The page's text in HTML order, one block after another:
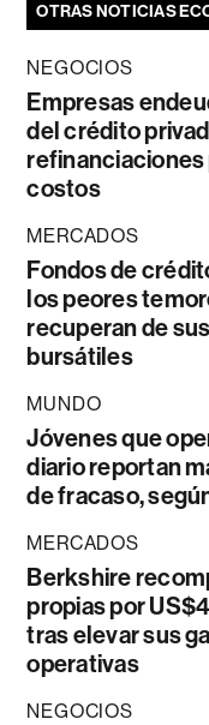
OTRAS NOTICIAS
NEGOCIOS
Empresas
del crédito
refinanciaciones
costos
MERCADOS
Fondos de
los peores
recuperan de
bursátiles
MUNDO
Jóvenes que
diario reportan
de fracaso,
MERCADOS
Berkshire
propias por
tras elevar sus
operativas
NEGOCIOS